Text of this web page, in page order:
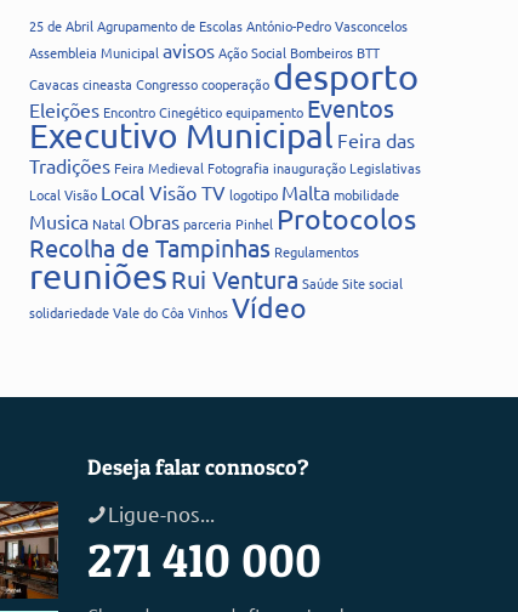
25 de Abril Agrupamento de EscolasAntónio-Pedro Vasconcelos
Assembleia Municipal avisosAção Social Bombeiros BTT
Cavacascineasta Congressocooperação desporto
Eleições Encontro Cinegéticoequipamento Eventos
Executivo Municipal Feira das
Tradições Feira Medieval Fotografia inauguração Legislativas
Local Visão Local Visão TVlogotipo Maltamobilidade
Musica Natal Obrasparceria Pinhel Protocolos
Recolha de Tampinhas Regulamentos
reuniões Rui Ventura SaúdeSitesocial
solidariedadeVale do Côa VinhosVídeo
Deseja falar connosco?
Ligue-nos...
271 410 000